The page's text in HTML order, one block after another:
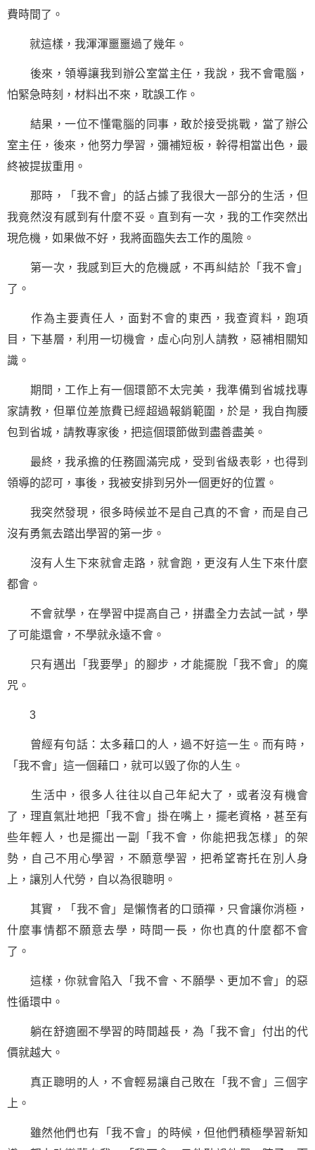
費時間了。
就這樣，我渾渾噩噩過了幾年。
後來，領導讓我到辦公室當主任，我說，我不會電腦，
怕緊急時刻，材料出不來，耽誤工作。
結果，一位不懂電腦的同事，敢於接受挑戰，當了辦公
室主任，後來，他努力學習，彌補短板，幹得相當出色，最
終被提拔重用。
那時，「我不會」的話占據了我很大一部分的生活，但
我竟然沒有感到有什麼不妥。直到有一次，我的工作突然出
現危機，如果做不好，我將面臨失去工作的風險。
第一次，我感到巨大的危機感，不再糾結於「我不會」
了。
作為主要責任人，面對不會的東西，我查資料 ，跑項
目，下基層，利用一切機會，虛心向別人請教，惡補相關知
識。
期間，工作上有一個環節不太完美，我準備到省城找專
家請教，但單位差旅費已經超過報銷範圍，於是，我自掏腰
包到省城，請教專家後，把這個環節做到盡善盡美。
最終，我承擔的任務圓滿完成，受到省級表彰，也得到
領導的認可，事後，我被安排到另外一個更好的位置。
我突然發現，很多時候並不是自己真的不會，而是自己
沒有勇氣去踏出學習的第一步。
沒有人生下來就會走路，就會跑，更沒有人生下來什麼
都會。
不會就學，在學習中提高自己，拼盡全力去試一試，學
了可能還會，不學就永遠不會。
只有邁出「我要學」的腳步，才能擺脫「我不會」的魔
咒。
3
曾經有句話：太多藉口的人，過不好這一生。而有時，
「我不會」這一個藉口，就可以毀了你的人生。
生活中，很多人往往以自己年紀大了，或者沒有機會
了，理直氣壯地把「我不會」掛在嘴上，擺老資格，甚至有
些年輕人，也是擺出一副「我不會，你能把我怎樣」的架
勢，自己不用心學習，不願意學習，把希望寄托在別人身
上，讓別人代勞，自以為很聰明。
其實，「我不會」是懶惰者的口頭禪，只會讓你消極，
什麼事情都不願意去學，時間一長，你也真的什麼都不會
了。
這樣，你就會陷入「我不會、不願學、更加不會」的惡
性循環中。
躺在舒適圈不學習的時間越長，為「我不會」付出的代
價就越大。
真正聰明的人，不會輕易讓自己敗在「我不會」三個字
上。
雖然他們也有「我不會」的時候，但他們積極學習新知